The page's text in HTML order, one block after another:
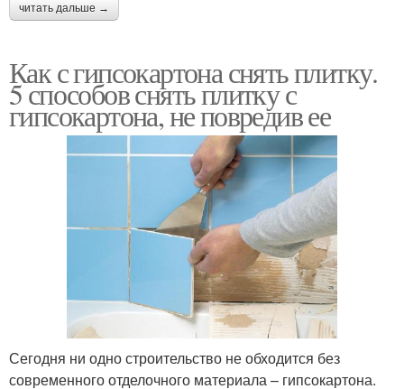
читать дальше →
Как с гипсокартона снять плитку.
5 способов снять плитку с
гипсокартона, не повредив ее
Сегодня ни одно строительство не обходится без
современного отделочного материала – гипсокартона.